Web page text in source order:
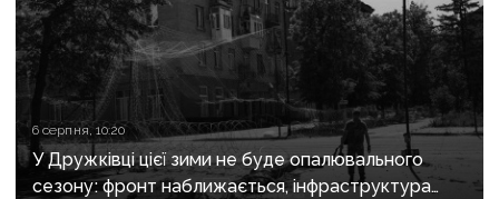
6 серпня, 10:20
У Дружківці цієї зими не буде опалювального
сезону: фронт наближається, інфраструктура